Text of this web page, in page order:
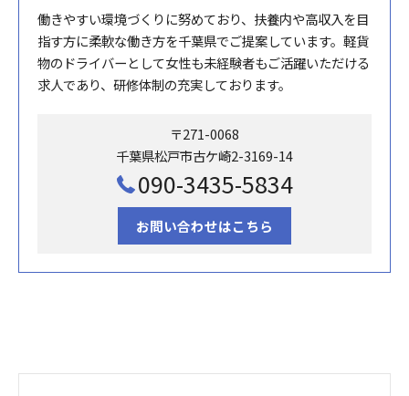
働きやすい環境づくりに努めており、扶養内や高収入を目
指す方に柔軟な働き方を千葉県でご提案しています。軽貨
物のドライバーとして女性も未経験者もご活躍いただける
求人であり、研修体制の充実しております。
〒271-0068
千葉県松戸市古ケ崎2-3169-14
090-3435-5834
お問い合わせはこちら